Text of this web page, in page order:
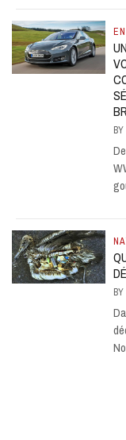
BY
BY